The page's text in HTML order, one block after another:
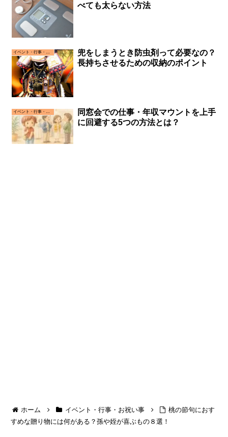
べても太らない方法
イベント・行事・お祝い事
兜をしまうとき防虫剤って必要なの？
長持ちさせるための収納のポイント
イベント・行事・お祝い事
同窓会での仕事・年収マウントを上手
に回避する5つの方法とは？
ホーム イベント・行事・お祝い事
桃の節句におす
すめな贈り物には何がある？孫や姪が喜ぶもの８選！